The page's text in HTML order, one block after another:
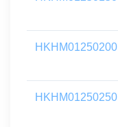
HKHM01250200
HKHM01250250